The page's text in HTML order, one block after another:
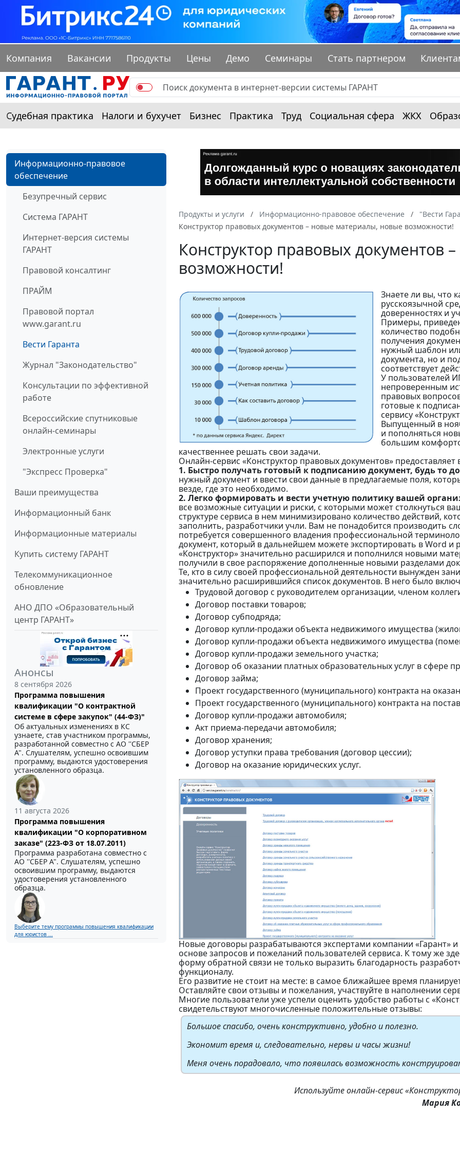
Компания Вакансии Продукты Цены Демо Семинары Стать партнером
Судебная практика Налоги и бухучет Бизнес Практика Труд Социальная сфера ЖКХ
Информационно-правовое
обеспечение
Безупречный сервис
Система ГАРАНТ
Интернет-версия системы
ГАРАНТ
Правовой консалтинг
ПРАЙМ
Правовой портал
www.garant.ru
Вести Гаранта
Журнал "Законодательство"
Консультации по эффективной
работе
Всероссийские спутниковые
онлайн-семинары
Электронные услуги
"Экспресс Проверка"
Ваши преимущества
Информационный банк
Информационные материалы
Купить систему ГАРАНТ
Телекоммуникационное
обновление
АНО ДПО «Образовательный
центр ГАРАНТ»
Анонсы
8 сентября 2026
Программа повышения
квалификации "О контрактной
системе в сфере закупок" (44-ФЗ)"
Об актуальных изменениях в КС
узнаете, став участником программы,
разработанной совместно с АО ''СБЕР
А". Слушателям, успешно освоившим
программу, выдаются удостоверения
установленного образца.
11 августа 2026
Программа повышения
квалификации "О корпоративном
заказе" (223-ФЗ от 18.07.2011)
Программа разработана совместно с
АО ''СБЕР А". Слушателям, успешно
освоившим программу, выдаются
удостоверения установленного
образца.
Выберите тему программы повышения квалификации
для юристов ...
Продукты и услуги Информационно-правовое обеспечение "Вести
Конструктор правовых документов – новые материалы, новые возможности!
Конструктор правовых документов
возможности!
Знаете ли вы, что
русскоязычной
доверенностях и
Примеры,
количество
получения
нужный шаблон
документа, но и
соответствует
У пользователей
непроверенным
правовых
готовые к
сервису
Выпущенный в
и пополняться
большим
качественнее решать свои задачи.
Онлайн-сервис «Конструктор правовых документов»
1. Быстро получать готовый к подписанию документ, будь то
нужный документ и ввести свои данные в предлагаемые поля,
везде, где это необходимо.
2. Легко формировать и вести учетную политику вашей
все возможные ситуации и риски, с которыми может столкнуться
структуре сервиса в нем минимизировано количество действий,
заполнить, разработчики учли. Вам не понадобится производить
потребуется совершенного владения профессиональной
документ, который в дальнейшем можете экспортировать в Word и
«Конструктор» значительно расширился и пополнился новыми
получили в свое распоряжение дополненные новыми разделами
Те, кто в силу своей профессиональной деятельности вынужден
значительно расширившийся список документов. В него было
Трудовой договор с руководителем организации, членом
Договор поставки товаров;
Договор субподряда;
Договор купли-продажи объекта недвижимого имущества
Договор купли-продажи объекта недвижимого имущества
Договор купли-продажи земельного участка;
Договор об оказании платных образовательных услуг в сфере
Договор займа;
Проект государственного (муниципального) контракта на
Проект государственного (муниципального) контракта на
Договор купли-продажи автомобиля;
Акт приема-передачи автомобиля;
Договор хранения;
Договор уступки права требования (договор цессии);
Договор на оказание юридических услуг.
Новые договоры разрабатываются экспертами компании «Гарант»
основе запросов и пожеланий пользователей сервиса. К тому же
форму обратной связи не только выразить благодарность
функционалу.
Его развитие не стоит на месте: в самое ближайшее время
Оставляйте свои отзывы и пожелания, участвуйте в наполнении
Многие пользователи уже успели оценить удобство работы с
свидетельствуют многочисленные положительные отзывы:
Большое спасибо, очень конструктивно, удобно и полезно.
Экономит время и, следовательно, нервы и часы жизни!
Меня очень порадовало, что появилась возможность
Используйте онлайн-сервис
Мария